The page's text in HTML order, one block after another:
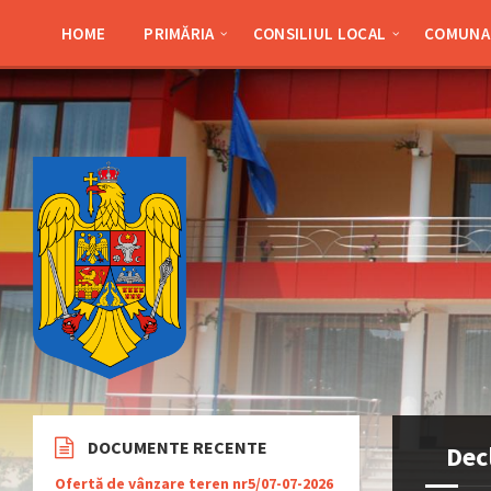
sidebar
sidebar
HOME PRIMĂRIA CONSILIUL LOCAL
DOCUMENTE RECENTE
Ofertă de vânzare teren nr5/07-07-2026